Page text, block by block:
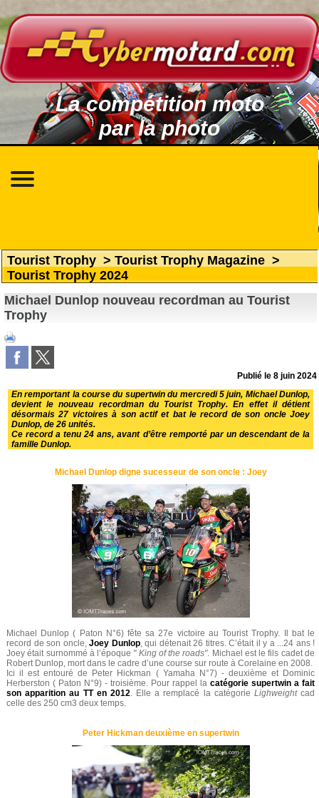
La compétition moto
par la photo
Tourist Trophy > Tourist Trophy Magazine >
Tourist Trophy 2024
Michael Dunlop nouveau recordman au Tourist
Trophy
Publié le8 juin 2024
En remportant la course du supertwin du mercredi 5 juin, Michael Dunlop,
devient le nouveau recordman du Tourist Trophy. En effet il détient
désormais 27 victoires à son actif et bat le record de son oncle Joey
Dunlop, de 26 unités.
Ce record a tenu 24 ans, avant d’être remporté par un descendant de la
famille Dunlop.
Michael Dunlop digne sucesseur de son oncle : Joey
Michael Dunlop ( Paton N°6) fête sa 27e victoire au Tourist Trophy. Il bat le
record de son oncle, Joey Dunlop, qui détenait 26 titres. C’était il y a ...24 ans !
Joey était surnommé à l’époque " King of the roads". Michael est le fils cadet de
Robert Dunlop, mort dans le cadre d’une course sur route à Corelaine en 2008.
Ici il est entouré de Peter Hickman ( Yamaha N°7) - deuxième et Dominic
Herberston ( Paton N°9) - troisième. Pour rappel la catégorie supertwin a fait
son apparition au TT en 2012. Elle a remplacé la catégorie Lighweightcad
celle des 250 cm3 deux temps.
Peter Hickman deuxième en supertwin